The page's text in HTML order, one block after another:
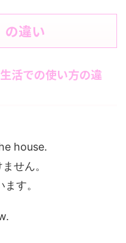
の違い
活での使い方の違
house.
せん。
す。